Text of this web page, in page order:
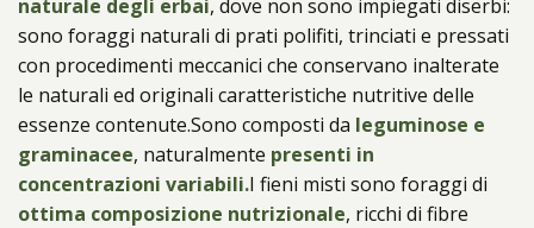
Animali
Prodotti
naturale degli erbai, dove non sono impiegati diserbi:
sono foraggi naturali di prati polifiti, trinciati e pressati
con procedimenti meccanici che conservano inalterate
le naturali ed originali caratteristiche nutritive delle
essenze contenute.Sono composti da leguminose e
graminacee, naturalmente presenti in
concentrazioni variabili.I fieni misti sono foraggi di
ottima composizione nutrizionale, ricchi di fibre